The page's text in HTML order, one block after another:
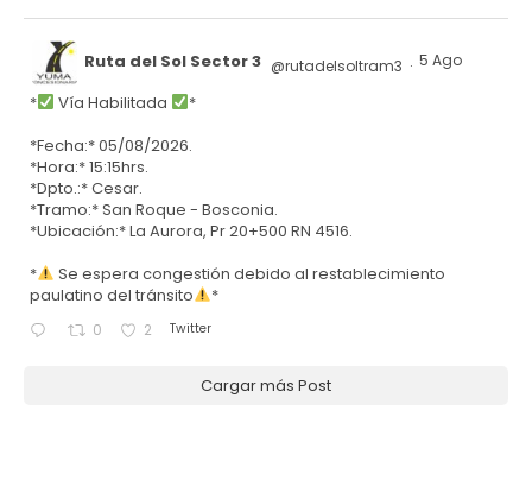
Ruta del Sol Sector 3 @rutadelsoltram3 · 5 Ago
* Vía Habilitada
*
*Fecha:* 05/08/2026.
*Hora:* 15:15hrs.
*Dpto.:* Cesar.
*Tramo:* San Roque - Bosconia.
*Ubicación:* La Aurora, Pr 20+500 RN 4516.
*
Se espera congestión debido al restablecimiento
paulatino del tránsito
*
0 2 Twitter
Cargar más Post